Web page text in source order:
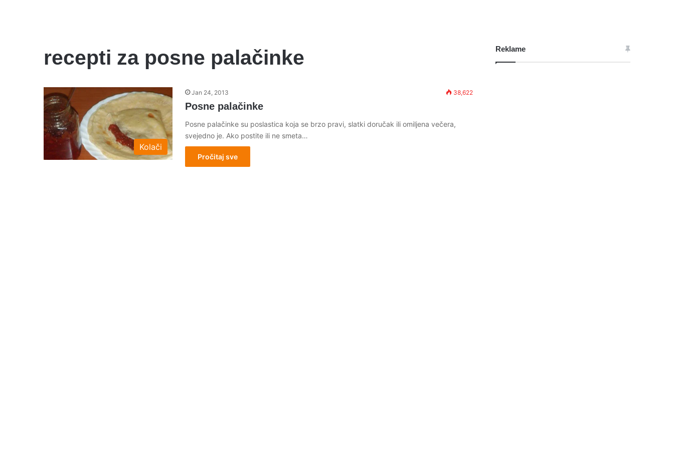
recepti za posne palačinke
Kolači
Jan 24, 2013 38,622
Posne palačinke
Posne palačinke su poslastica koja se brzo pravi, slatki doručak ili omiljena večera,
svejedno je. Ako postite ili ne smeta…
Pročitaj sve
Reklame